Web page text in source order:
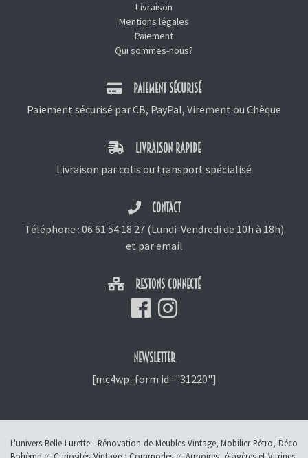
Livraison
Mentions légales
Paiement
Qui sommes-nous?
PAIEMENT SÉCURISÉ
Paiement sécurisé par CB, PayPal, Virement ou Chèque
LIVRAISON RAPIDE
Livraison par colis ou transport spécialisé
CONTACT
Téléphone : 06 61 54 18 27(Lundi-Vendredi de 10h à 18h)
et par email
RESTONS CONNECTÉ
NEWSLETTER
[mc4wp_form id="31220"]
L'univers Belle Lurette - Rénovation de Meubles Vintage, Mobilier Rétro, Déco